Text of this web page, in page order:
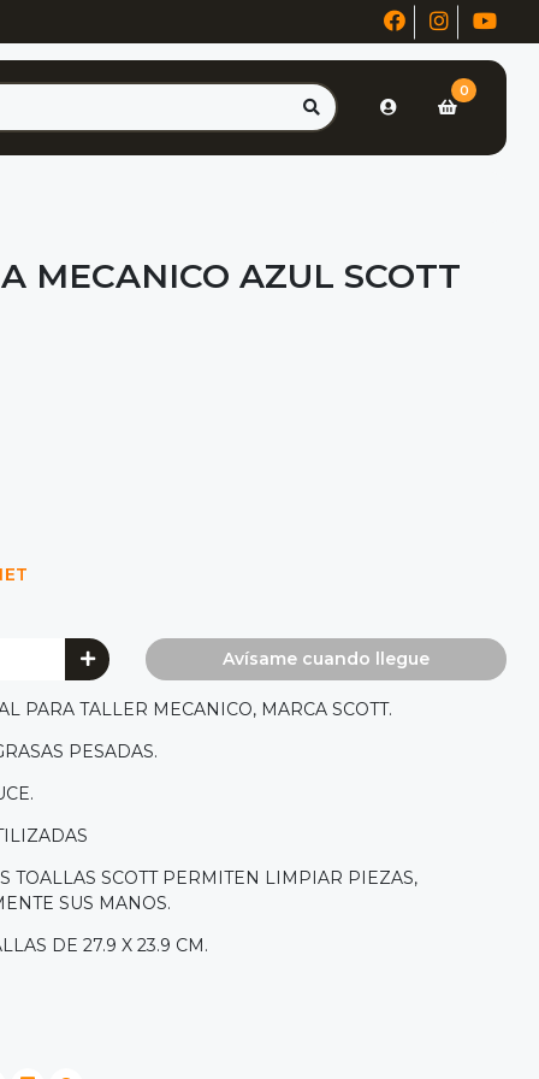
0
MECANICO AZUL SCOTT
Avísame cuando llegue
PARA TALLER MECANICO, MARCA SCOTT.
PESADAS.
TOALLAS SCOTT PERMITEN LIMPIAR PIEZAS,
SUS MANOS.
DE 27.9 X 23.9 CM.